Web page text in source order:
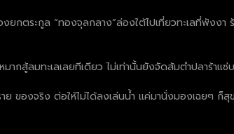
ระกูล “ทองจุลกลาง”ล่องใต้ไปเที่ยวทะเลที่พังงา
ากสู้ลมทะเลเลยทีเดียว ไม่เท่านั้นยังจัดส้มตำปลาร้าแ
าย ของจริง ต่อให้ไม่ได้ลงเล่นน้ำ แค่มานั่งมองเฉยๆ ก็สุ